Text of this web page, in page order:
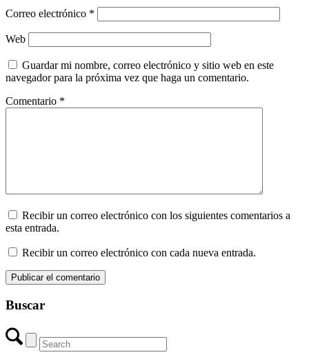
Correo electrónico *
Web
Guardar mi nombre, correo electrónico y sitio web en este
navegador para la próxima vez que haga un comentario.
Comentario *
Recibir un correo electrónico con los siguientes comentarios a
esta entrada.
Recibir un correo electrónico con cada nueva entrada.
Buscar